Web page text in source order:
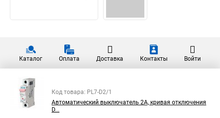
Каталог Оплата Доставка Контакты Войти
Код товара: PL7-D2/1
Автоматический выключатель 2А, кривая отключения
D...